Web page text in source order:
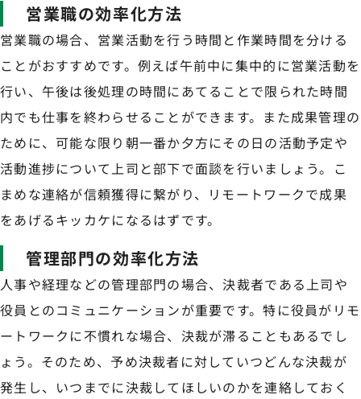
営業職の効率化方法
営業職の場合、営業活動を行う時間と作業時間を分ける
ことがおすすめです。例えば午前中に集中的に営業活動を
行い、午後は後処理の時間にあてることで限られた時間
内でも仕事を終わらせることができます。また成果管理の
ために、可能な限り朝一番か夕方にその日の活動予定や
活動進捗について上司と部下で面談を行いましょう。こ
まめな連絡が信頼獲得に繋がり、リモートワークで成果
をあげるキッカケになるはずです。
管理部門の効率化方法
人事や経理などの管理部門の場合、決裁者である上司や
役員とのコミュニケーションが重要です。特に役員がリモ
ートワークに不慣れな場合、決裁が滞ることもあるでし
ょう。そのため、予め決裁者に対していつどんな決裁が
発生し、いつまでに決裁してほしいのかを連絡しておく